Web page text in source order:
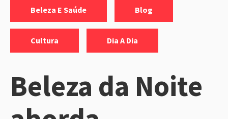
Beleza E Saúde Blog
Cultura Dia A Dia
Beleza da Noite